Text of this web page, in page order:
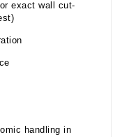
exact wall cut-
handling in